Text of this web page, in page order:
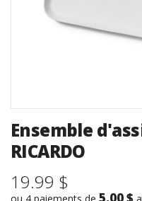
Ensemble
RICARDO
19.99 $
ou 4 paiements de 5.00 $